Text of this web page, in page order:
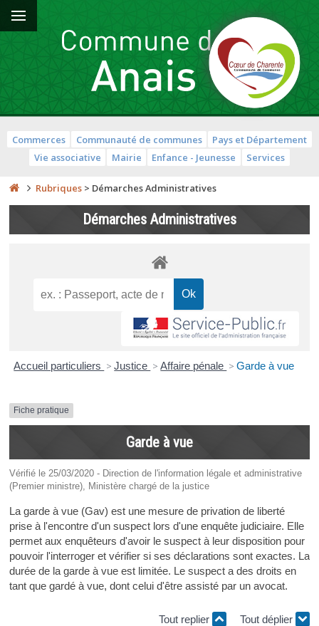
Commerces Communauté de communes
Pays et Département
Vie associative
Mairie Enfance - Jeunesse Services
Rubriques > Démarches Administratives
Démarches Administratives
Accueil particuliers > Justice > Affaire pénale > Garde à vue
Fiche pratique
Garde à vue
Vérifié le 25/03/2020 - Direction de l'information légale et administrative
(Premier ministre), Ministère chargé de la justice
La garde à vue (Gav) est une mesure de privation de liberté
prise à l'encontre d'un suspect lors d'une enquête judiciaire. Elle
permet aux enquêteurs d'avoir le suspect à leur disposition pour
pouvoir l'interroger et vérifier si ses déclarations sont exactes. La
durée de la garde à vue est limitée. Le suspect a des droits en
tant que gardé à vue, dont celui d'être assisté par un avocat.
Tout replier Tout déplier